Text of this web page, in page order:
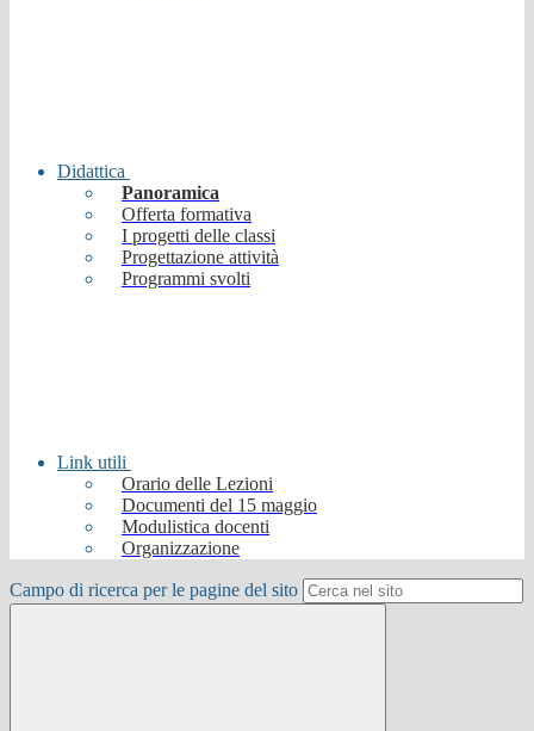
Didattica
Panoramica
Offerta formativa
I progetti delle classi
Progettazione attività
Programmi svolti
Link utili
Orario delle Lezioni
Documenti del 15 maggio
Modulistica docenti
Organizzazione
Campo di ricerca per le pagine del sito